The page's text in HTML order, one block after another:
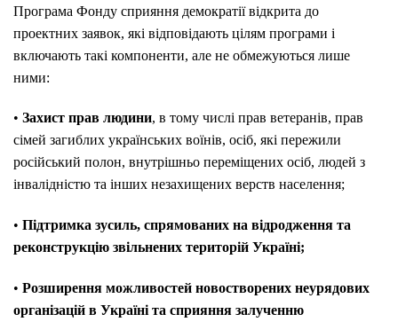
Програма Фонду сприяння демократії відкрита до
проектних заявок, які відповідають цілям програми і
включають такі компоненти, але не обмежуються лише
ними:
• Захист прав людини, в тому числі прав ветеранів, прав
сімей загиблих українських воїнів, осіб, які пережили
російський полон, внутрішньо переміщених осіб, людей з
інвалідністю та інших незахищених верств населення;
• Підтримка зусиль, спрямованих на відродження та
реконструкцію звільнених територій Україні;
• Розширення можливостей новостворених неурядових
організацій в Україні та сприяння залученню